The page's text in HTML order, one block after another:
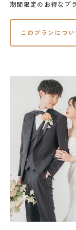
期間限定のお得なプ
このプランにつ